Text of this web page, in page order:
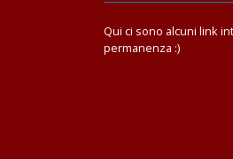
Qui ci sono alcuni link
permanenza :)